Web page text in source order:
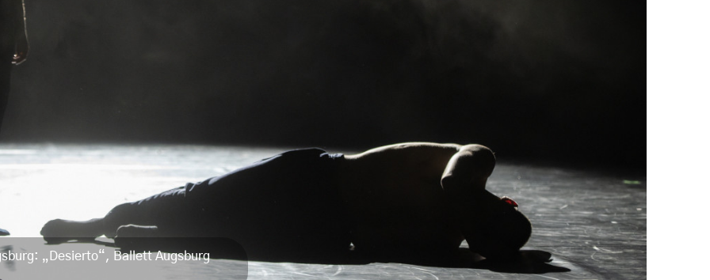
„Desierto“, Ballett Augsburg